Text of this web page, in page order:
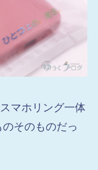
マホリング一体
そのものだっ